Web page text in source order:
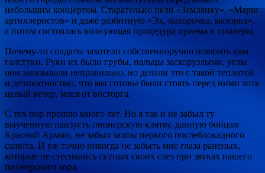
небольшим концертом. Старательно пели «Землянку», «Марш
артиллеристов» и даже разбитную «Эх, махорочка, махорка»,
а потом состоялась волнующая процедура приема в пионеры.
Почему-то солдаты захотели собственноручно повязать нам
галстуки. Руки их были грубы, пальцы заскорузлыми, углы
они завязывали неправильно, но делали это с такой теплотой
и деликатностью, что мы готовы были стоять перед ними хоть
целый вечер, млея от восторга.
С тех пор прошло много лет. Но я так и не забыл ту
выученную наизусть пионерскую клятву, данную бойцам
Красной Армии, не забыл залпы первого послеблокадного
салюта. И уж точно никогда не забыть мне глаза раненых,
которые не стеснялись скупых своих слез при звуках нашего
пионерского хора.